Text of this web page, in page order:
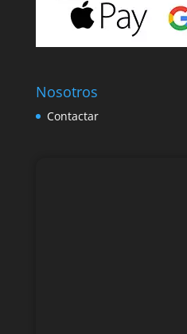
Nosotros
Contactar